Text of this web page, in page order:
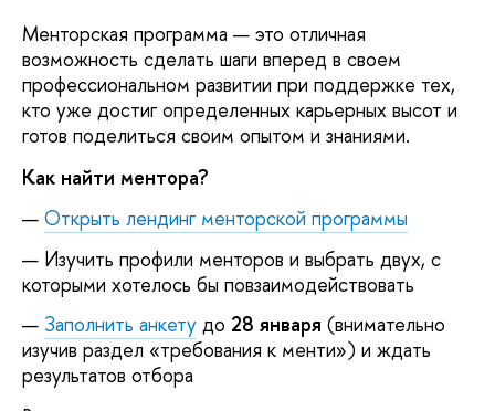
Менторская программа — это отличная
возможность сделать шаги вперед в своем
профессиональном развитии при поддержке тех,
кто уже достиг определенных карьерных высот и
готов поделиться своим опытом и знаниями.
Как найти ментора?
Открыть лендинг менторской программы
Изучить профили менторов и выбрать двух, с
которыми хотелось бы повзаимодействовать
Заполнить анкету до 28 января (внимательно
изучив раздел «требования к менти») и ждать
результатов отбора